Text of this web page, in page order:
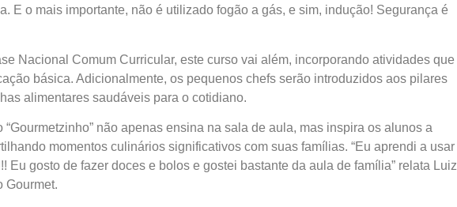
E o mais importante, não é utilizado fogão a gás, e sim, indução! Segurança é
Nacional Comum Curricular, este curso vai além, incorporando atividades que
básica. Adicionalmente, os pequenos chefs serão introduzidos aos pilares
alimentares saudáveis para o cotidiano.
não apenas ensina na sala de aula, mas inspira os alunos a
momentos culinários significativos com suas famílias. “Eu aprendi a usar
Eu gosto de fazer doces e bolos e gostei bastante da aula de família” relata Luiz
Gourmet.